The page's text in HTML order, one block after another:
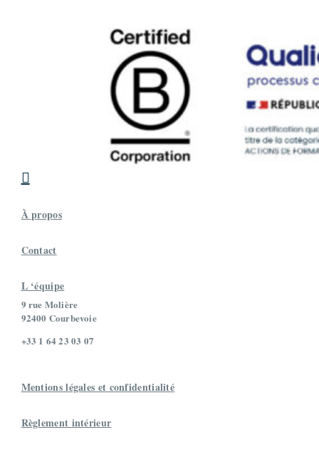
8 Rue Du Clos De L'Ille,Saint Grégoire,France
06 08 03 06 28
info@cthome-consulting.fr
Société
C. Thomé Consulting
Tariot Delphine
Maître praticien
Promo 15
Seine, France

À propos
Contact
L ‘équipe
9 rue Molière
92400 Courbevoie
+33 1 64 23 03 07
Mentions légales et confidentialité
Règlement intérieur